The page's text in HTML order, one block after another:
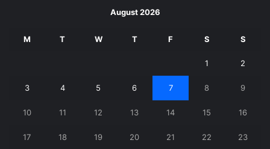
August 2026
M T W T F S S
1 2
3 4 5 6 7 8 9
10 11 12 13 14 15 16
17 18 19 20 21 22 23